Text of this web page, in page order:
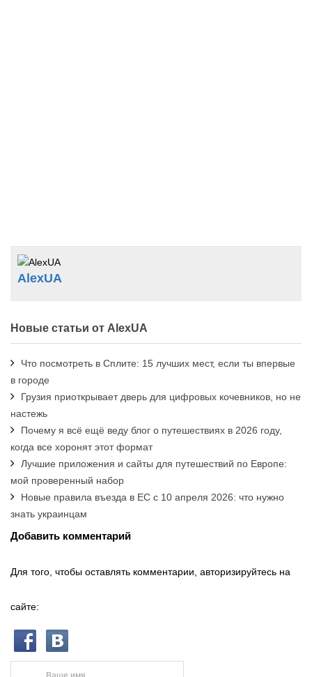
AlexUA
Новые статьи от AlexUA
Что посмотреть в Сплите: 15 лучших мест, если ты впервые
в городе
Грузия приоткрывает дверь для цифровых кочевников, но не
настежь
Почему я всё ещё веду блог о путешествиях в 2026 году,
когда все хоронят этот формат
Лучшие приложения и сайты для путешествий по Европе:
мой проверенный набор
Новые правила въезда в ЕС с 10 апреля 2026: что нужно
знать украинцам
Добавить комментарий
Для того, чтобы оставлять комментарии, авторизируйтесь на
сайте: